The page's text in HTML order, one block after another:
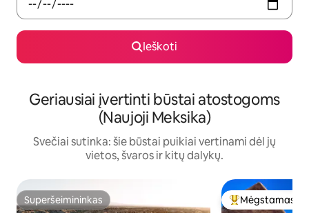
Ieškoti
Geriausiai įvertinti būstai atostogoms
(Naujoji Meksika)
Svečiai sutinka: šie būstai puikiai vertinami dėl jų
vietos, švaros ir kitų dalykų.
Superšeimininkas
Superšeimininkas Svečių
Mėgstamas